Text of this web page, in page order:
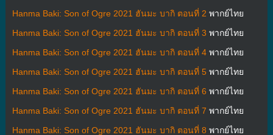
Hanma Baki: Son of Ogre 2021 ฮันมะ บากิ ตอนที่ 2 พากย์ไทย
Hanma Baki: Son of Ogre 2021 ฮันมะ บากิ ตอนที่ 3 พากย์ไทย
Hanma Baki: Son of Ogre 2021 ฮันมะ บากิ ตอนที่ 4พากย์ไทย
Hanma Baki: Son of Ogre 2021 ฮันมะ บากิ ตอนที่ 5พากย์ไทย
Hanma Baki: Son of Ogre 2021 ฮันมะ บากิ ตอนที่ 6 พากย์ไทย
Hanma Baki: Son of Ogre 2021 ฮันมะ บากิ ตอนที่ 7 พากย์ไทย
Hanma Baki: Son of Ogre 2021 ฮันมะ บากิ ตอนที่ 8 พากย์ไทย